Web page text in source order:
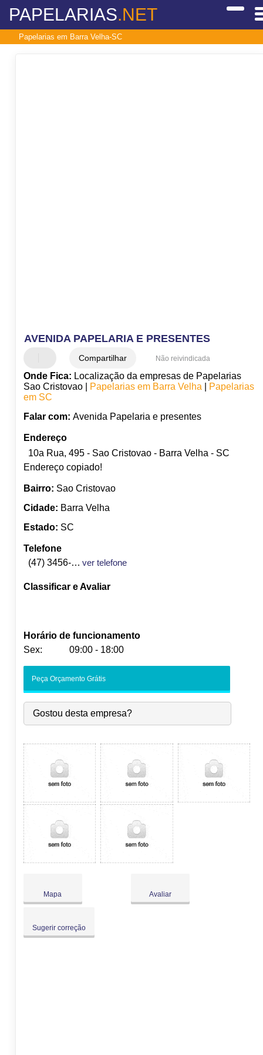
PAPELARIAS.NET
Papelarias em Barra Velha-SC
AVENIDA PAPELARIA E PRESENTES
Compartilhar Não reivindicada
Onde Fica: Localização da empresas de Papelarias
Sao Cristovao |
Papelarias em Barra Velha|
Papelarias
em SC
Falar com: Avenida Papelaria e presentes
Endereço
10a Rua, 495 - Sao Cristovao - Barra Velha - SC
Endereço copiado!
Bairro: Sao Cristovao
Cidade: Barra Velha
Estado: SC
Telefone
(47) 3456-2616
ver telefone
Classificar e Avaliar
Horário de funcionamento
Sex:
09:00 - 18:00
-
Qua:
09:00-18:00
Qui:
09:00-18:00
Sáb:
Fechado
Dom:
Fechado
Peça Orçamento Grátis
Gostou desta empresa?
Mapa Avaliar
Sugerir correção